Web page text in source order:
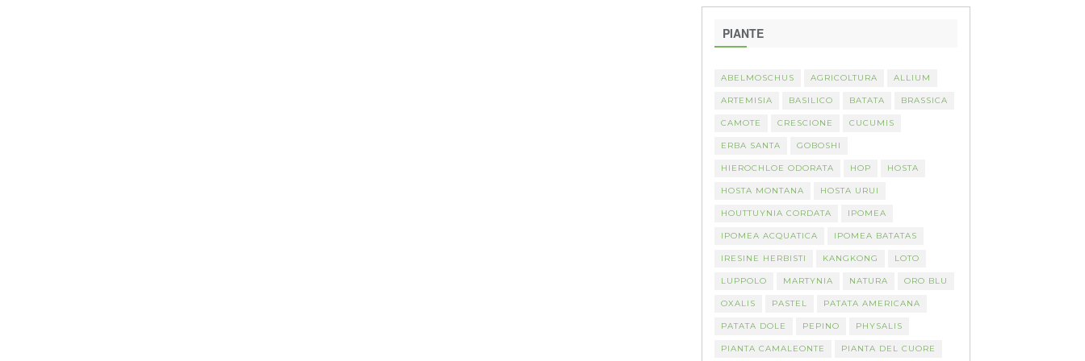
PIANTE
ABELMOSCHUS AGRICOLTURA ALLIUM
ARTEMISIA BASILICO BATATA BRASSICA
CAMOTE CRESCIONE CUCUMIS
ERBA SANTA GOBOSHI
HIEROCHLOE ODORATA HOP HOSTA
HOSTA MONTANA HOSTA URUI
HOUTTUYNIA CORDATA IPOMEA
IPOMEA ACQUATICA IPOMEA BATATAS
IRESINE HERBISTI KANGKONG LOTO
LUPPOLO MARTYNIA NATURA ORO BLU
OXALIS PASTEL PATATA AMERICANA
PATATA DOLE PEPINO PHYSALIS
PIANTA CAMALEONTE PIANTA DEL CUORE